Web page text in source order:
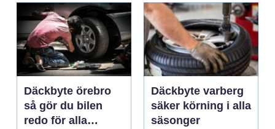
Däckbyte örebro
så gör du bilen
redo för alla
Däckbyte varberg
säker körning i alla
säsonger